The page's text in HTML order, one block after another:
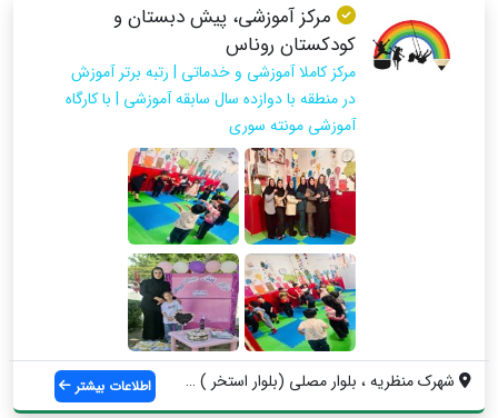
مرکز آموزشی، پیش دبستان و
کودکستان روناس
مرکز کاملا آموزشی و خدماتی | رتبه برتر آموزش
در منطقه با دوازده سال سابقه آموزشی | با کارگاه
آموزشی مونته سوری
شهرک منظریه ، بلوار مصلی (بلوار استخر ) ... اطلاعات بیشتر